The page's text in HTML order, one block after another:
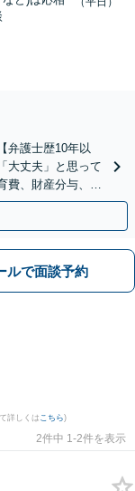
弁護士歴10年以
大丈夫」と思って
費、財産分与、D
ルで面談予約
詳しくは こちら)
2件中 1-2件を表示